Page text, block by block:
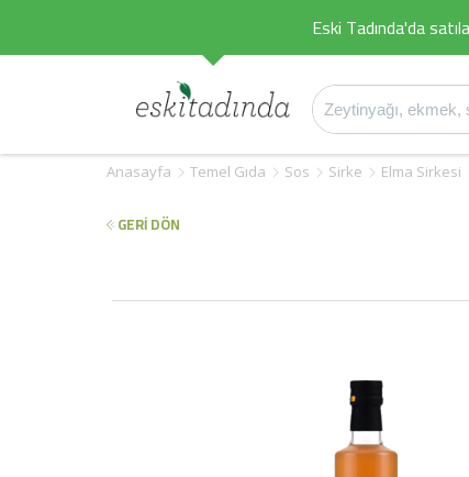
Eski Tadında'da
Anasayfa Temel Gıda Sos Sirke Elma Sirkesi
GERİ DÖN